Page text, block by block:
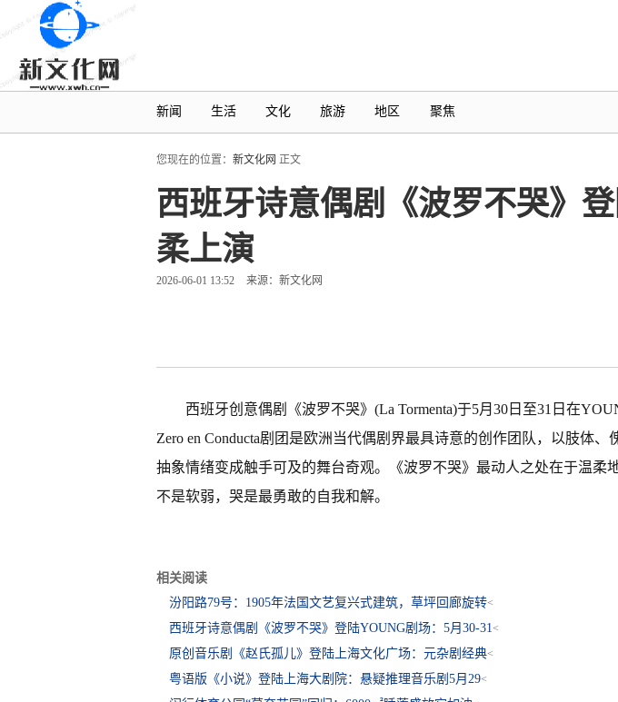
新闻 生活 文化 旅游 地区 聚焦
您现在的位置： 新文化网 正文
西班牙诗意偶剧《波罗不哭》
柔上演
2026-06-01 13:52 来源：新文化网
西班牙创意偶剧《波罗不哭》(La Tormenta)于5月30日至31日在
Zero en Conducta剧团是欧洲当代偶剧界最具诗意的创作团队，以肢体、
抽象情绪变成触手可及的舞台奇观。《波罗不哭》最动人之处在于温柔
不是软弱，哭是最勇敢的自我和解。
相关阅读
汾阳路79号：1905年法国文艺复兴式建筑，草坪回廊旋转<
西班牙诗意偶剧《波罗不哭》登陆YOUNG剧场：5月30-31<
原创音乐剧《赵氏孤儿》登陆上海文化广场：元杂剧经典<
粤语版《小说》登陆上海大剧院：悬疑推理音乐剧5月29<